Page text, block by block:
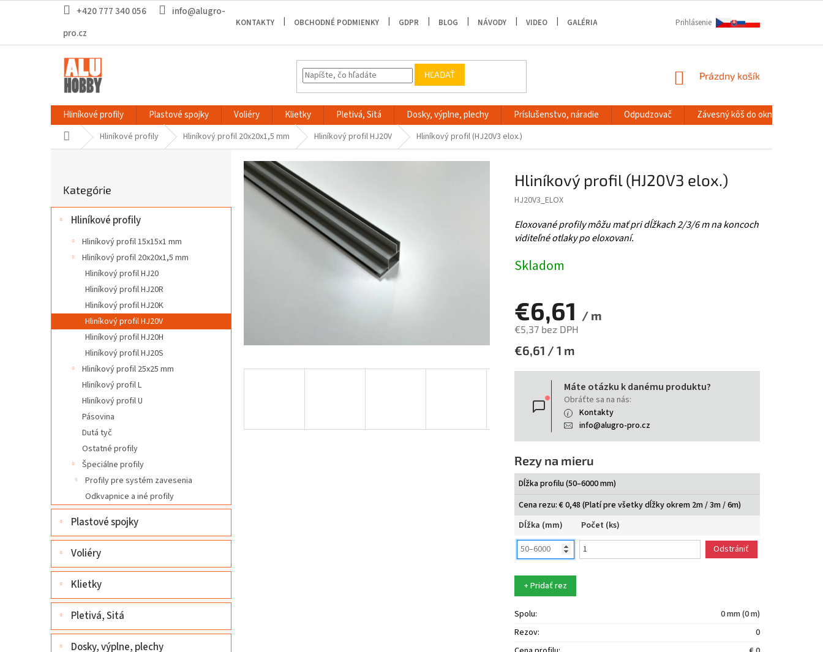
+420 777 340 056
info@alugro-
pro.cz
KONTAKTY OBCHODNÉ PODMIENKY GDPR BLOG NÁVODY VIDEO GALÉRIA Prihlásenie
HĽADAŤ
NÁKUPNÝ
Prázdny košík
Hliníkové profily Plastové spojky Voliéry Klietky Pletivá, Sitá Dosky, výplne, plechy Príslušenstvo, náradie Odpudzovač Závesný kôš do okna
DomovHliníkové profily Hliníkový profil 20x20x1,5 mm Hliníkový profil HJ20V Hliníkový profil (HJ20V3 elox.)
ý
kategórie
Kategórie
Hliníkové profily
Hliníkový profil 15x15x1 mm
Hliníkový profil 20x20x1,5 mm
Hliníkový profil HJ20
Hliníkový profil HJ20R
Hliníkový profil HJ20K
Hliníkový profil HJ20V
Hliníkový profil HJ20H
Hliníkový profil HJ20S
Hliníkový profil 25x25 mm
Hliníkový profil L
Hliníkový profil U
Pásovina
Dutá tyč
Ostatné profily
Špeciálne profily
Profily pre systém zavesenia
Odkvapnice a iné profily
Plastové spojky
Voliéry
Klietky
Pletivá, Sitá
Dosky, výplne, plechy
Hliníkový profil (HJ20V3 elox.)
HJ20V3_ELOX
Eloxované profily môžu mať pri dĺžkach 2/3/6 m na koncoch
viditeľné otlaky po eloxovaní.
Skladom
€6,61 / m
€5,37 bez DPH
Jednotková
€6,61 / 1 m
Máte otázku k danému produktu?
Obráťte sa na nás:
Kontakty
info@alugro-pro.cz
Rezy na mieru
Dĺžka profilu (50–6000 mm)
Cena rezu: € 0,48 (Platí pre všetky dĺžky okrem 2m / 3m / 6m)
Dĺžka (mm)
Počet (ks)
Odstrániť
+ Pridať rez
Spolu:
0 mm (0 m)
Rezov:
0